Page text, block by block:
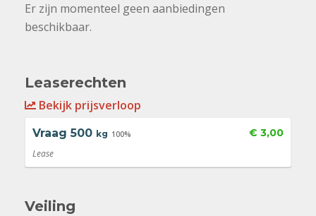
Er zijn momenteel geen aanbiedingen
beschikbaar.
Leaserechten
Bekijk prijsverloop
Vraag 500 kg 100% € 3,00
Lease
Veiling